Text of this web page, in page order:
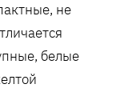
не
белые